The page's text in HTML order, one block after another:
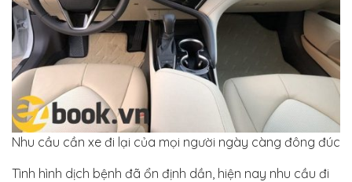
Nhu cầu cần xe đi lại của mọi người ngày càng đông đúc
Tình hình dịch bệnh đã ổn định dần, hiện nay nhu cầu đi